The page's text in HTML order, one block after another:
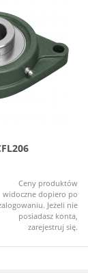
Ceny produktów
widoczne dopiero po
Jeżeli nie
posiadasz konta,
zarejestruj się.